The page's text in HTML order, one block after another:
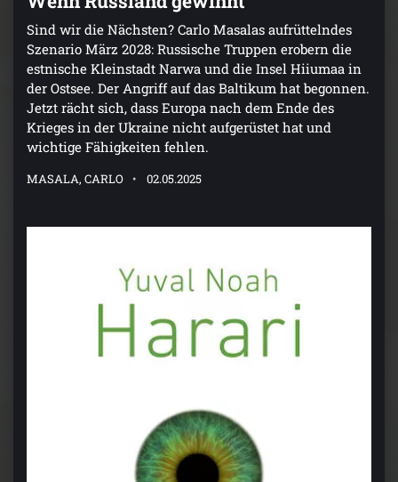
Sind wir die Nächsten? Carlo Masalas aufrüttelndes
Szenario März 2028: Russische Truppen erobern die
estnische Kleinstadt Narwa und die Insel Hiiumaa in
der Ostsee. Der Angriff auf das Baltikum hat begonnen.
Jetzt rächt sich, dass Europa nach dem Ende des
Krieges in der Ukraine nicht aufgerüstet hat und
wichtige Fähigkeiten fehlen.
MASALA, CARLO 02.05.2025